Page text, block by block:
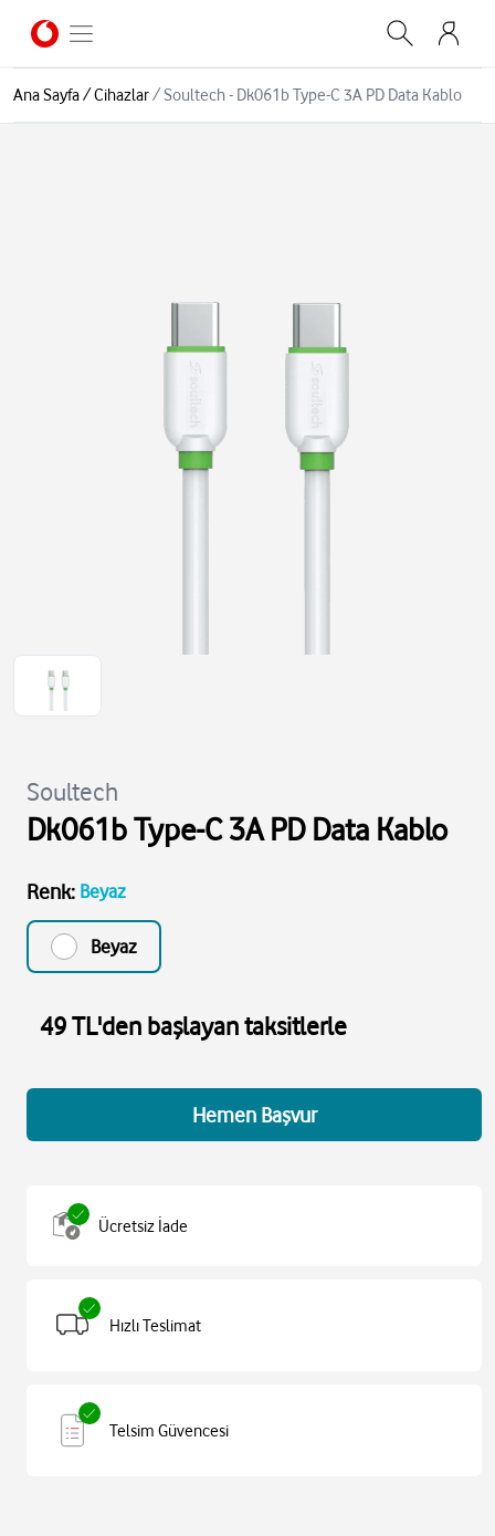
Ana Sayfa/Cihazlar/Soultech - Dk061b Type-C 3A PD Data Kablo
Soultech
Dk061b Type-C 3A PD Data Kablo
Renk: Beyaz
Beyaz
49 TL'den başlayan taksitlerle
Hemen Başvur
Ücretsiz İade
Hızlı Teslimat
Telsim Güvencesi